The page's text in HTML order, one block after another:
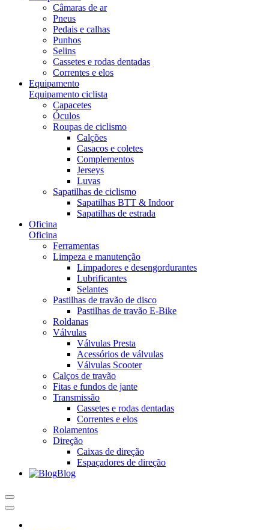
Câmaras de ar
Pneus
Pedais e calhas
Punhos
Selins
Cassetes e rodas dentadas
Correntes e elos
Equipamento
Equipamento ciclista
Capacetes
Óculos
Roupas de ciclismo
Calções
Casacos e coletes
Complementos
Jerseys
Luvas
Sapatilhas de ciclismo
Sapatilhas BTT & Indoor
Sapatilhas de estrada
Oficina
Oficina
Ferramentas
Limpeza e manutenção
Limpadores e desengordurantes
Lubrificantes
Selantes
Pastilhas de travão de disco
Pastilhas de travão E-Bike
Roldanas
Válvulas
Válvulas Presta
Acessórios de válvulas
Válvulas Scooter
Calços de travão
Fitas e fundos de jante
Transmissão
Cassetes e rodas dentadas
Correntes e elos
Rolamentos
Direção
Caixas de direção
Espaçadores de direção
Blog